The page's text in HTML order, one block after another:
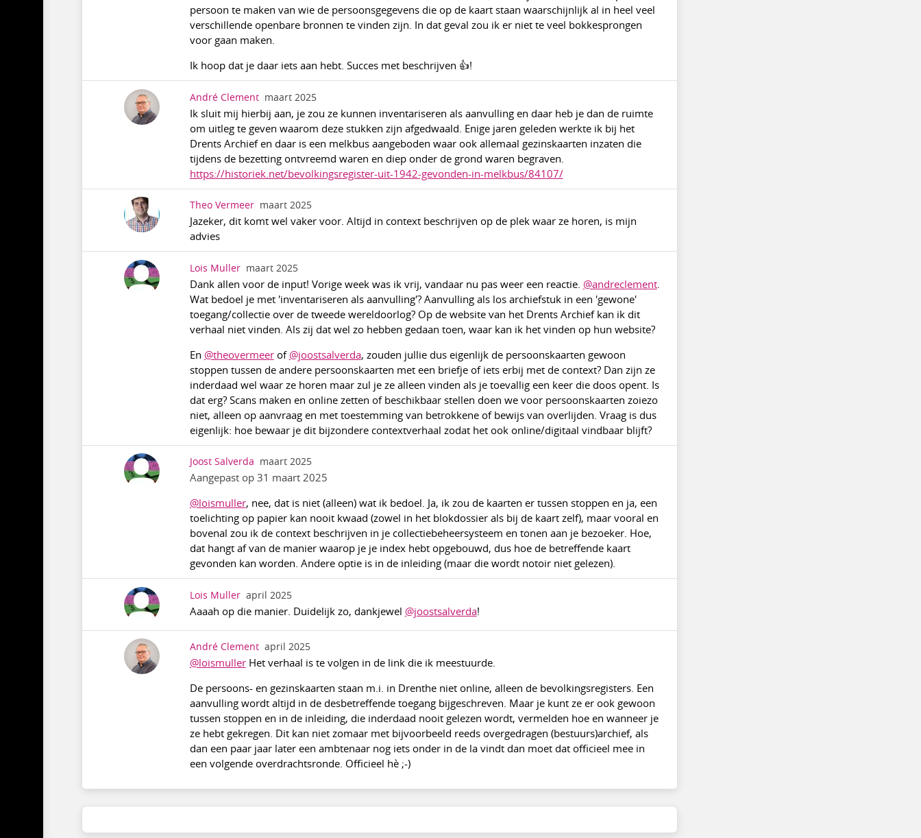
persoon te maken van wie de persoonsgegevens die op de kaart staan waarschijnlijk al in heel veel
verschillende openbare bronnen te vinden zijn. In dat geval zou ik er niet te veel bokkesprongen
voor gaan maken.
Ik hoop dat je daar iets aan hebt. Succes met beschrijven 👍!
André Clement maart 2025
Ik sluit mij hierbij aan, je zou ze kunnen inventariseren als aanvulling en daar heb je dan de ruimte
om uitleg te geven waarom deze stukken zijn afgedwaald. Enige jaren geleden werkte ik bij het
Drents Archief en daar is een melkbus aangeboden waar ook allemaal gezinskaarten inzaten die
tijdens de bezetting ontvreemd waren en diep onder de grond waren begraven.
https://historiek.net/bevolkingsregister-uit-1942-gevonden-in-melkbus/84107/
Theo Vermeer maart 2025
Jazeker, dit komt wel vaker voor. Altijd in context beschrijven op de plek waar ze horen, is mijn
advies
Lois Muller maart 2025
Dank allen voor de input! Vorige week was ik vrij, vandaar nu pas weer een reactie. @andreclement.
Wat bedoel je met 'inventariseren als aanvulling'? Aanvulling als los archiefstuk in een 'gewone'
toegang/collectie over de tweede wereldoorlog? Op de website van het Drents Archief kan ik dit
verhaal niet vinden. Als zij dat wel zo hebben gedaan toen, waar kan ik het vinden op hun website?
En @theovermeerof @joostsalverda, zouden jullie dus eigenlijk de persoonskaarten gewoon
stoppen tussen de andere persoonskaarten met een briefje of iets erbij met de context? Dan zijn ze
inderdaad wel waar ze horen maar zul je ze alleen vinden als je toevallig een keer die doos opent. Is
dat erg? Scans maken en online zetten of beschikbaar stellen doen we voor persoonskaarten zoiezo
niet, alleen op aanvraag en met toestemming van betrokkene of bewijs van overlijden. Vraag is dus
eigenlijk: hoe bewaar je dit bijzondere contextverhaal zodat het ook online/digitaal vindbaar blijft?
Joost Salverda maart 2025
Aangepast op 31 maart 2025
@loismuller, nee, dat is niet (alleen) wat ik bedoel. Ja, ik zou de kaarten er tussen stoppen en ja, een
toelichting op papier kan nooit kwaad (zowel in het blokdossier als bij de kaart zelf), maar vooral en
bovenal zou ik de context beschrijven in je collectiebeheersysteem en tonen aan je bezoeker. Hoe,
dat hangt af van de manier waarop je je index hebt opgebouwd, dus hoe de betreffende kaart
gevonden kan worden. Andere optie is in de inleiding (maar die wordt notoir niet gelezen).
Lois Muller april 2025
Aaaah op die manier. Duidelijk zo, dankjewel @joostsalverda!
André Clement april 2025
@loismullerHet verhaal is te volgen in de link die ik meestuurde.
De persoons- en gezinskaarten staan m.i. in Drenthe niet online, alleen de bevolkingsregisters. Een
aanvulling wordt altijd in de desbetreffende toegang bijgeschreven. Maar je kunt ze er ook gewoon
tussen stoppen en in de inleiding, die inderdaad nooit gelezen wordt, vermelden hoe en wanneer je
ze hebt gekregen. Dit kan niet zomaar met bijvoorbeeld reeds overgedragen (bestuurs)archief, als
dan een paar jaar later een ambtenaar nog iets onder in de la vindt dan moet dat officieel mee in
een volgende overdrachtsronde. Officieel hè ;-)